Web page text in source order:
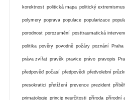
korektnost politická mapa politický extremismus
polymery poprava populace popularizace
porodnost porozumění posttraumatická
politika pověry povodně požáry poznání Praha
práva zvířat pravěk pravice právo pravopis
předpověď počasí předpovědi předvolební
presokratici přetížení prevence prezident
primatologie princip neurčitosti příroda přírodní